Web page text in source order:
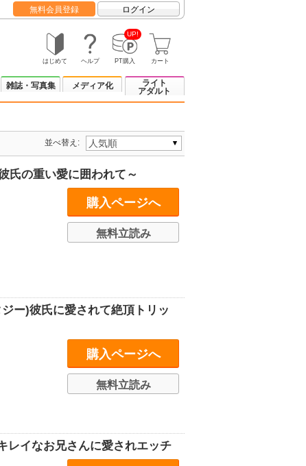
無料会員登録 ログイン
はじめて ヘルプ
UP!
PT購入 カート
雑誌・写真集 メディア化
ライト
アダルト
並べ替え:
氏の重い愛に囲われて～
購入ページへ
無料立読み
ー)彼氏に愛されて絶頂トリッ
購入ページへ
無料立読み
レイなお兄さんに愛されエッチ